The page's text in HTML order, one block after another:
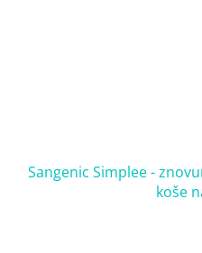
Sangenic Simplee -
koše